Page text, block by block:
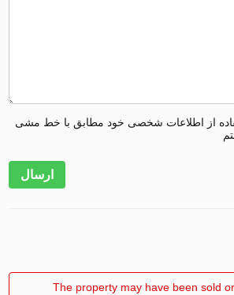
از اطلاعات شخصی خود مطابق با خط مشی
ارسال
The property may have been sold